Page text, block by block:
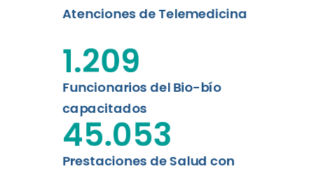
Atenciones de Telemedicina
Funcionarios del Bio-bío
capacitados
1.209
Prestaciones de Salud con
45.053